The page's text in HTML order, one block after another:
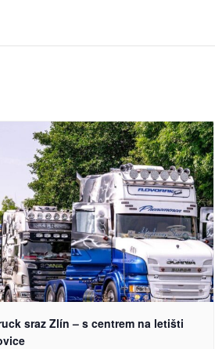
sraz Zlín – s centrem na letišti